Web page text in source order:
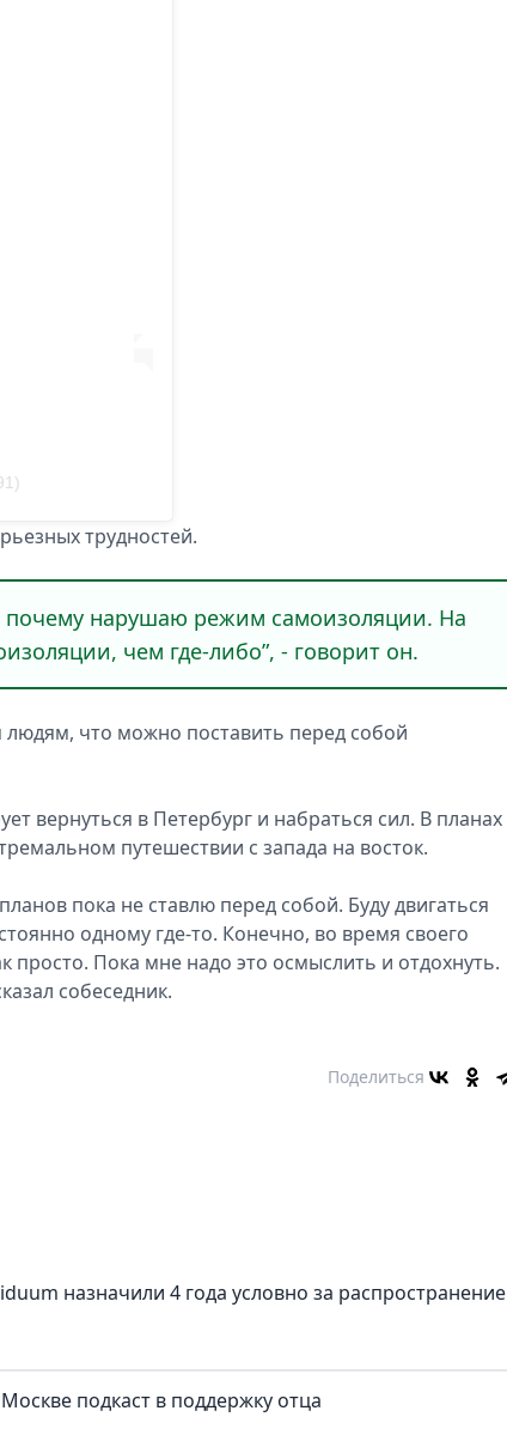
трудностей.
почему нарушаю режим самоизоляции. На
чем где-либо”, - говорит он.
что можно поставить перед собой
вернуться в Петербург и набраться сил. В планах
путешествии с запада на восток.
пока не ставлю перед собой. Буду двигаться
одному где-то. Конечно, во время своего
просто. Пока мне надо это осмыслить и отдохнуть.
собеседник.
Поделиться
назначили 4 года условно за распространение
подкаст в поддержку отца